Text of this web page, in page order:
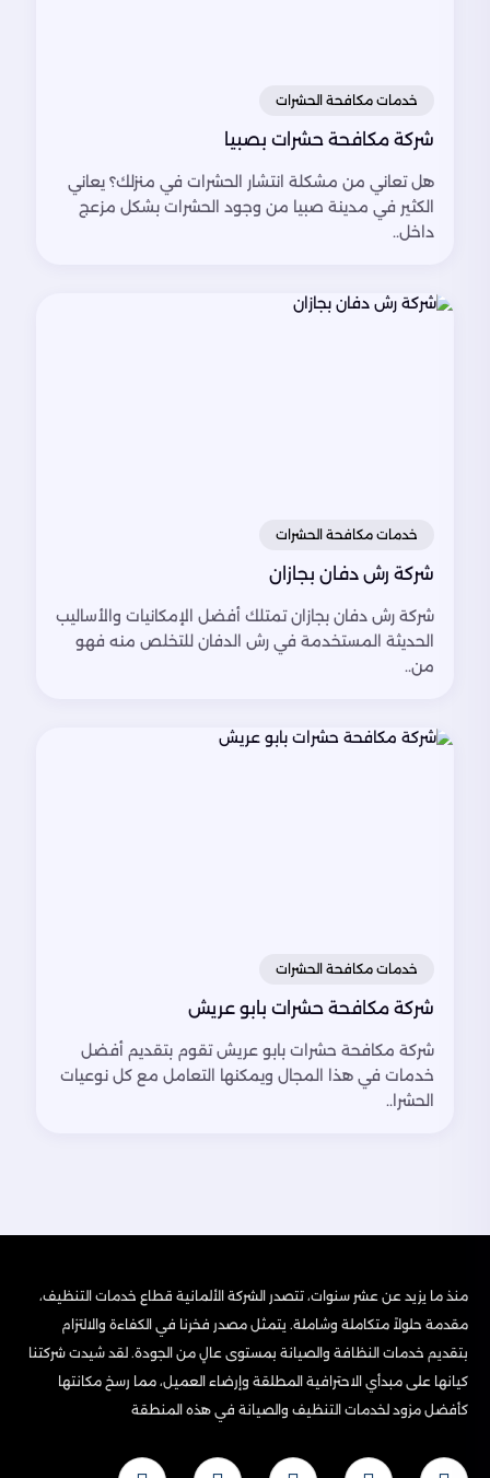
خدمات مكافحة الحشرات
شركة مكافحة حشرات بصبيا
هل تعاني من مشكلة انتشار الحشرات في منزلك؟ يعاني
الكثير في مدينة صبيا من وجود الحشرات بشكل مزعج
داخل..
خدمات مكافحة الحشرات
شركة رش دفان بجازان
شركة رش دفان بجازان تمتلك أفضل الإمكانيات والأساليب
الحديثة المستخدمة في رش الدفان للتخلص منه فهو
من..
خدمات مكافحة الحشرات
شركة مكافحة حشرات بابو عريش
شركة مكافحة حشرات بابو عريش تقوم بتقديم أفضل
خدمات في هذا المجال ويمكنها التعامل مع كل نوعيات
الحشرا..
منذ ما يزيد عن عشر سنوات، تتصدر الشركة الألمانية قطاع خدمات التنظيف،
مقدمة حلولاً متكاملة وشاملة. يتمثل مصدر فخرنا في الكفاءة والالتزام
بتقديم خدمات النظافة والصيانة بمستوى عالٍ من الجودة. لقد شيدت شركتنا
كيانها على مبدأي الاحترافية المطلقة وإرضاء العميل، مما رسخ مكانتها
كأفضل مزود لخدمات التنظيف والصيانة في هذه المنطقة